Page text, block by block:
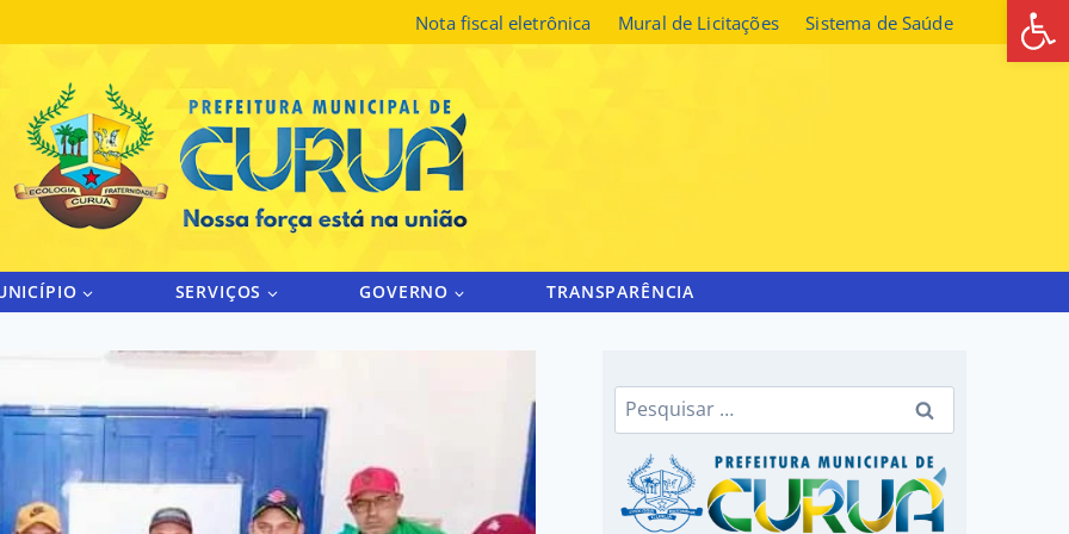
Nota fiscal eletrônica Mural de Licitações Sistema de Saúde
SERVIÇOS GOVERNO TRANSPARÊNCIA
Pesquisar
por: